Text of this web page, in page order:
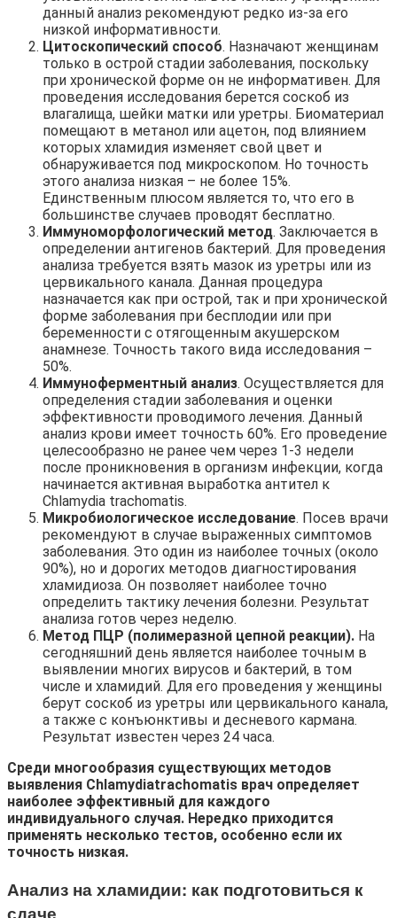
данный анализ рекомендуют редко из-за его
низкой информативности.
Цитоскопический способ. Назначают женщинам
только в острой стадии заболевания, поскольку
при хронической форме он не информативен. Для
проведения исследования берется соскоб из
влагалища, шейки матки или уретры. Биоматериал
помещают в метанол или ацетон, под влиянием
которых хламидия изменяет свой цвет и
обнаруживается под микроскопом. Но точность
этого анализа низкая – не более 15%.
Единственным плюсом является то, что его в
большинстве случаев проводят бесплатно.
Иммуноморфологический метод. Заключается в
определении антигенов бактерий. Для проведения
анализа требуется взять мазок из уретры или из
цервикального канала. Данная процедура
назначается как при острой, так и при хронической
форме заболевания при бесплодии или при
беременности с отягощенным акушерском
анамнезе. Точность такого вида исследования –
50%.
Иммуноферментный анализ. Осуществляется для
определения стадии заболевания и оценки
эффективности проводимого лечения. Данный
анализ крови имеет точность 60%. Его проведение
целесообразно не ранее чем через 1-3 недели
после проникновения в организм инфекции, когда
начинается активная выработка антител к
Chlamydia trachomatis.
Микробиологическое исследование. Посев врачи
рекомендуют в случае выраженных симптомов
заболевания. Это один из наиболее точных (около
90%), но и дорогих методов диагностирования
хламидиоза. Он позволяет наиболее точно
определить тактику лечения болезни. Результат
анализа готов через неделю.
Метод ПЦР (полимеразной цепной реакции). На
сегодняшний день является наиболее точным в
выявлении многих вирусов и бактерий, в том
числе и хламидий. Для его проведения у женщины
берут соскоб из уретры или цервикального канала,
а также с конъюнктивы и десневого кармана.
Результат известен через 24 часа.
Среди многообразия существующих методов
выявления Chlamydiatrachomatis врач определяет
наиболее эффективный для каждого
индивидуального случая. Нередко приходится
применять несколько тестов, особенно если их
точность низкая.
Анализ на хламидии: как подготовиться к
сдаче